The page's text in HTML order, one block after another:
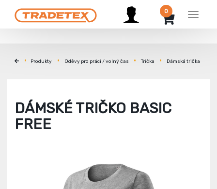
Menu
0
Produkty Oděvy pro práci / volný čas Trička Dámská trička
DÁMSKÉ TRIČKO BASIC
FREE